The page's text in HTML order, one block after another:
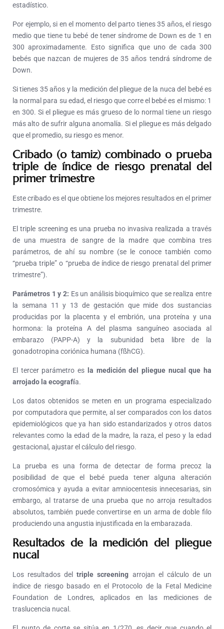
estadístico.
Por ejemplo, si en el momento del parto tienes 35 años, el riesgo
medio que tiene tu bebé de tener síndrome de Down es de 1 en
300 aproximadamente. Esto significa que uno de cada 300
bebés que nazcan de mujeres de 35 años tendrá síndrome de
Down.
Si tienes 35 años y la medición del pliegue de la nuca del bebé es
la normal para su edad, el riesgo que corre el bebé es el mismo: 1
en 300. Si el pliegue es más grueso de lo normal tiene un riesgo
más alto de sufrir alguna anomalía. Si el pliegue es más delgado
que el promedio, su riesgo es menor.
Cribado (o tamiz) combinado o prueba
triple de índice de riesgo prenatal del
primer trimestre
Este cribado es el que obtiene los mejores resultados en el primer
trimestre.
El triple screening es una prueba no invasiva realizada a través
de una muestra de sangre de la madre que combina tres
parámetros, de ahí su nombre (se le conoce también como
“prueba triple” o “prueba de índice de riesgo prenatal del primer
trimestre”).
Parámetros 1 y 2: Es un análisis bioquímico que se realiza entre
la semana 11 y 13 de gestación que mide dos sustancias
producidas por la placenta y el embrión, una proteína y una
hormona: la proteína A del plasma sanguíneo asociada al
embarazo (PAPP-A) y la subunidad beta libre de la
gonadotropina coriónica humana (fßhCG).
El tercer parámetro es
la medición del pliegue nucal que ha
arrojado la ecografía.
Los datos obtenidos se meten en un programa especializado
por computadora que permite, al ser comparados con los datos
epidemiológicos que ya han sido estandarizados y otros datos
relevantes como la edad de la madre, la raza, el peso y la edad
gestacional, ajustar el cálculo del riesgo.
La prueba es una forma de detectar de forma precoz la
posibilidad de que el bebé pueda tener alguna alteración
cromosómica y ayuda a evitar amniocentesis innecesarias, sin
embargo, al tratarse de una prueba que no arroja resultados
absolutos, también puede convertirse en un arma de doble filo
produciendo una angustia injustificada en la embarazada.
Resultados de la medición del pliegue
nucal
Los resultados deltriple screening arrojan el cálculo de un
índice de riesgo basado en el Protocolo de la Fetal Medicine
Foundation de Londres, aplicados en las mediciones de
traslucencia nucal.